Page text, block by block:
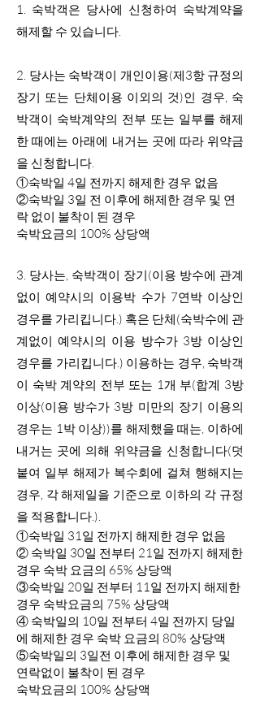
1. 숙박객은 당사에 신청하여 숙박계약을
해제할 수 있습니다.
2. 당사는 숙박객이 개인이용(제3항 규정의
장기 또는 단체이용 이외의 것)인 경우, 숙
박객이 숙박계약의 전부 또는 일부를 해제
한 때에는 아래에 내거는 곳에 따라 위약금
을 신청합니다.
①숙박일 4일 전까지 해제한 경우 없음
②숙박일 3일 전 이후에 해제한 경우 및 연
락 없이 불착이 된 경우
숙박요금의 100% 상당액
3. 당사는, 숙박객이 장기(이용 방수에 관계
없이 예약시의 이용박 수가 7연박 이상인
경우를 가리킵니다.) 혹은 단체(숙박수에 관
계없이 예약시의 이용 방수가 3방 이상인
경우를 가리킵니다.) 이용하는 경우, 숙박객
이 숙박 계약의 전부 또는 1개 부(합계 3방
이상(이용 방수가 3방 미만의 장기 이용의
경우는 1박 이상))를 해제했을 때는, 이하에
내거는 곳에 의해 위약금을 신청합니다(덧
붙여 일부 해제가 복수회에 걸쳐 행해지는
경우, 각 해제일을 기준으로 이하의 각 규정
을 적용합니다.).
①숙박일 31일 전까지 해제한 경우 없음
② 숙박일 30일 전부터 21일 전까지 해제한
경우 숙박 요금의 65% 상당액
③숙박일 20일 전부터 11일 전까지 해제한
경우 숙박요금의 75% 상당액
④ 숙박일의 10일 전부터 4일 전까지 당일
에 해제한 경우 숙박 요금의 80% 상당액
⑤숙박일의 3일전 이후에 해제한 경우 및
연락없이 불착이 된 경우
숙박요금의 100% 상당액